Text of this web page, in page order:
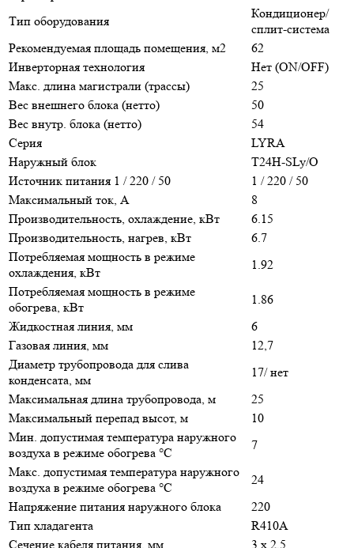
Тип оборудования
Кондиционер/
сплит-система
Рекомендуемая площадь помещения, м2
62
Инверторная технология
Нет (ON/OFF)
Макс. длина магистрали (трассы)
25
Вес внешнего блока (нетто)
50
Вес внутр. блока (нетто)
54
Серия
LYRA
Наружный блок
T24H-SLy/O
Источник питания 1 / 220 / 50
1 / 220 / 50
Максимальный ток, А
8
Производительность, охлаждение, кВт
6.15
Производительность, нагрев, кВт
6.7
Потребляемая мощность в режиме
охлаждения, кВт
1.92
Потребляемая мощность в режиме
обогрева, кВт
1.86
Жидкостная линия, мм
6
Газовая линия, мм
12,7
Диаметр трубопровода для слива
конденсата, мм
17/ нет
Максимальная длина трубопровода, м
25
Максимальный перепад высот, м
10
Мин. допустимая температура наружного
воздуха в режиме обогрева °С
7
Макс. допустимая температура наружного
воздуха в режиме обогрева °С
24
Напряжение питания наружного блока
220
Тип хладагента
R410A
Сечение кабеля питания, мм
3 х 2,5